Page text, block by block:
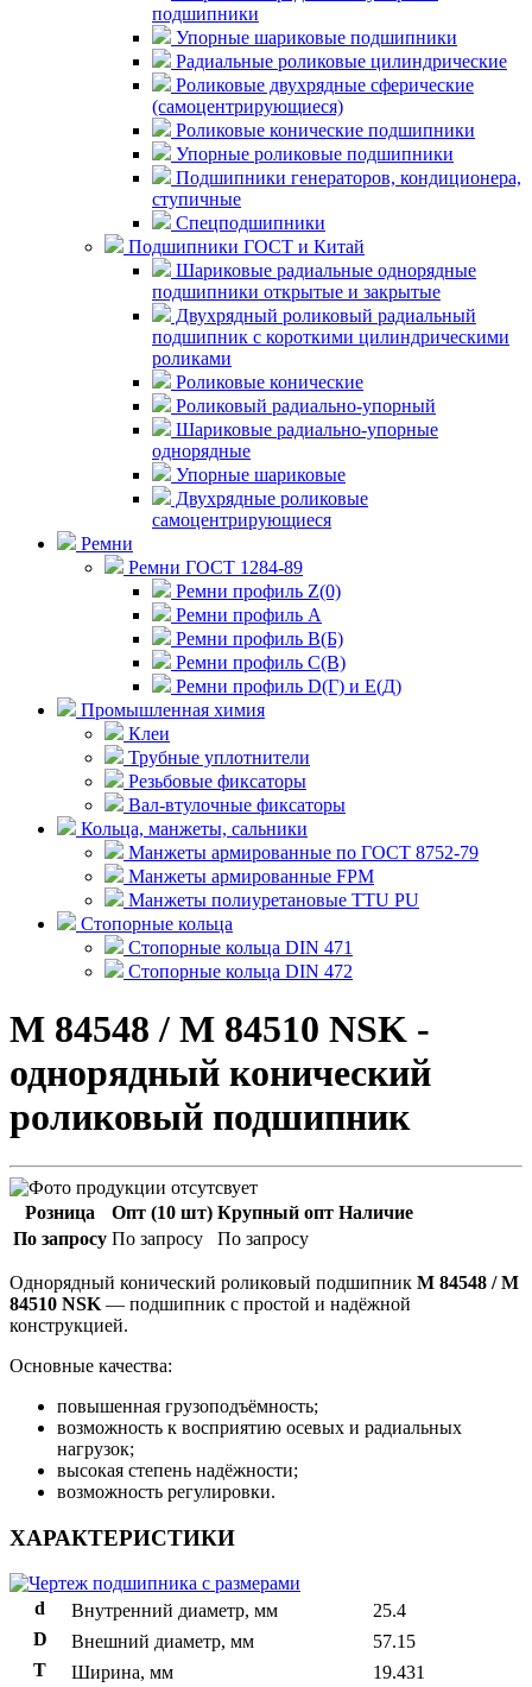
подшипники
Упорные шариковые подшипники
Радиальные роликовые цилиндрические
Роликовые двухрядные сферические
(самоцентрирующиеся)
Роликовые конические подшипники
Упорные роликовые подшипники
Подшипники генераторов, кондиционера,
ступичные
Спецподшипники
Подшипники ГОСТ и Китай
Шариковые радиальные однорядные
подшипники открытые и закрытые
Двухрядный роликовый радиальный
подшипник с короткими цилиндрическими
роликами
Роликовые конические
Роликовый радиально-упорный
Шариковые радиально-упорные
однорядные
Упорные шариковые
Двухрядные роликовые
самоцентрирующиеся
Ремни
Ремни ГОСТ 1284-89
Ремни профиль Z(0)
Ремни профиль А
Ремни профиль В(Б)
Ремни профиль С(В)
Ремни профиль D(Г) и E(Д)
Промышленная химия
Клеи
Трубные уплотнители
Резьбовые фиксаторы
Вал-втулочные фиксаторы
Кольца, манжеты, сальники
Манжеты армированные по ГОСТ 8752-79
Манжеты армированные FPM
Манжеты полиуретановые TTU PU
Стопорные кольца
Стопорные кольца DIN 471
Стопорные кольца DIN 472
M 84548 / M 84510 NSK -
однорядный конический
роликовый подшипник
Розница Опт (10 шт) Крупный опт Наличие
По запросу По запросу По запросу
Однорядный конический роликовый подшипник M 84548 / M
84510 NSK — подшипник с простой и надёжной
конструкцией.
Основные качества:
повышенная грузоподъёмность;
возможность к восприятию осевых и радиальных
нагрузок;
высокая степень надёжности;
возможность регулировки.
ХАРАКТЕРИСТИКИ
d Внутренний диаметр, мм
25.4
D
Внешний диаметр, мм
57.15
T
Ширина, мм
19.431